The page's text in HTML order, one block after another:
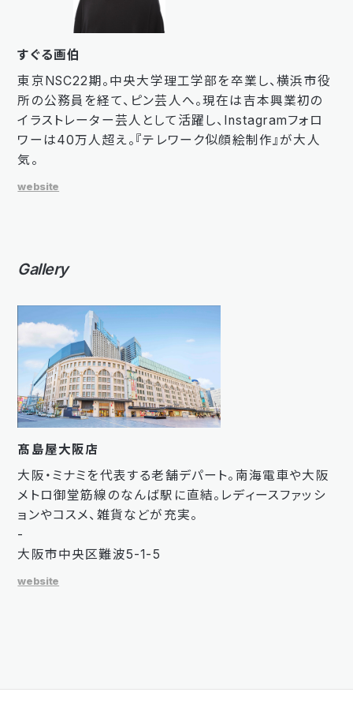
すぐる画伯
東京NSC22期。中央大学理工学部を卒業し、横浜市役
所の公務員を経て、ピン芸人へ。現在は吉本興業初の
イラストレーター芸人として活躍し、Instagramフォロ
ワーは40万人超え。『テレワーク似顔絵制作』が大人
気。
website
Gallery
髙島屋大阪店
大阪・ミナミを代表する老舗デパート。南海電車や大阪
メトロ御堂筋線のなんば駅に直結。レディースファッシ
ョンやコスメ、雑貨などが充実。
-
大阪市中央区難波5-1-5
website